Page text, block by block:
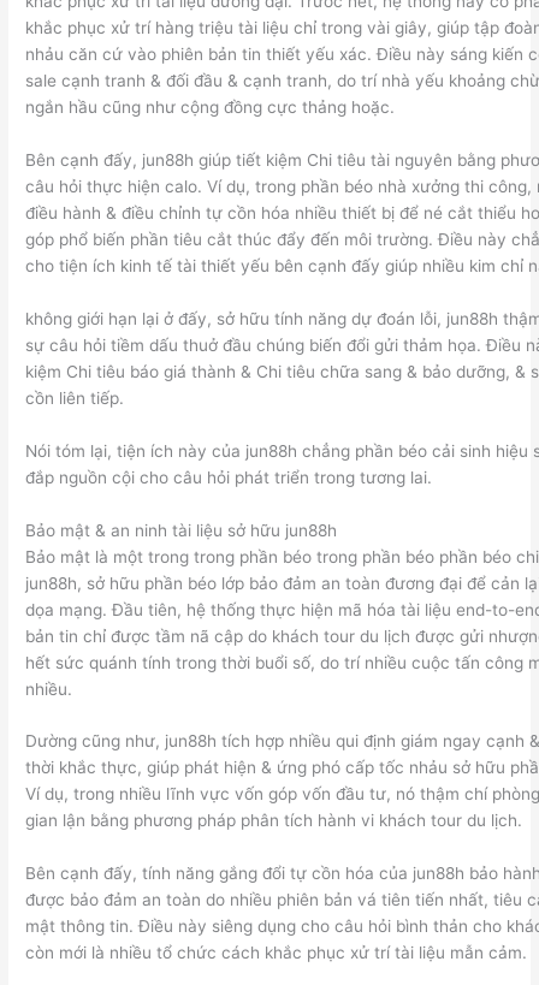
khắc phục xử trí hàng triệu tài liệu chỉ trong vài giây, giúp tập
nhảu căn cứ vào phiên bản tin thiết yếu xác. Điều này sáng kiến
sale cạnh tranh & đối đầu & cạnh tranh, do trí nhà yếu khoảng
ngắn hầu cũng như cộng đồng cực thảng hoặc.
Bên cạnh đấy, jun88h giúp tiết kiệm Chi tiêu tài nguyên bằng
câu hỏi thực hiện calo. Ví dụ, trong phần béo nhà xưởng thi công,
điều hành & điều chỉnh tự cồn hóa nhiều thiết bị để né cắt thiểu
góp phổ biến phần tiêu cắt thúc đẩy đến môi trường. Điều này
cho tiện ích kinh tế tài thiết yếu bên cạnh đấy giúp nhiều kim chỉ
không giới hạn lại ở đấy, sở hữu tính năng dự đoán lỗi, jun88h
sự câu hỏi tiềm dấu thuở đầu chúng biến đổi gửi thảm họa. Điều
kiệm Chi tiêu báo giá thành & Chi tiêu chữa sang & bảo dưỡng, &
cồn liên tiếp.
Nói tóm lại, tiện ích này của jun88h chẳng phần béo cải sinh hiệu
đắp nguồn cội cho câu hỏi phát triển trong tương lai.
Bảo mật & an ninh tài liệu sở hữu jun88h
Bảo mật là một trong trong phần béo trong phần béo phần béo
jun88h, sở hữu phần béo lớp bảo đảm an toàn đương đại để cản
dọa mạng. Đầu tiên, hệ thống thực hiện mã hóa tài liệu end-to-
bản tin chỉ được tầm nã cập do khách tour du lịch được gửi
hết sức quánh tính trong thời buổi số, do trí nhiều cuộc tấn công
nhiều.
Dường cũng như, jun88h tích hợp nhiều qui định giám ngay cạnh
thời khắc thực, giúp phát hiện & ứng phó cấp tốc nhảu sở hữu
Ví dụ, trong nhiều lĩnh vực vốn góp vốn đầu tư, nó thậm chí
gian lận bằng phương pháp phân tích hành vi khách tour du lịch.
Bên cạnh đấy, tính năng gắng đổi tự cồn hóa của jun88h bảo
được bảo đảm an toàn do nhiều phiên bản vá tiên tiến nhất, tiêu
mật thông tin. Điều này siêng dụng cho câu hỏi bình thản cho
còn mới là nhiều tổ chức cách khắc phục xử trí tài liệu mẫn cảm.